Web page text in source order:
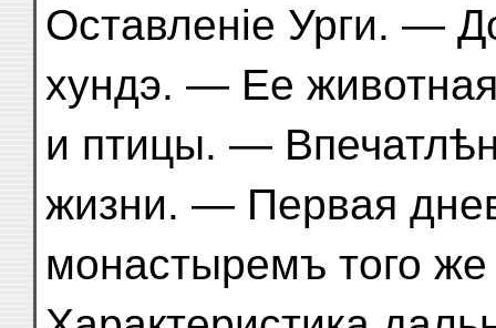
Оставленіе Урги. —
хундэ. — Ее
и птицы. —
жизни. — Первая
монастыремъ того